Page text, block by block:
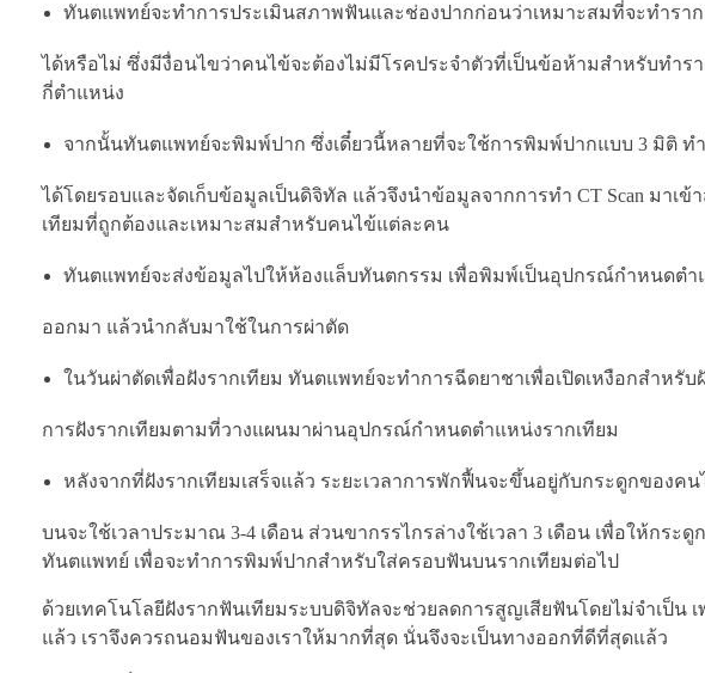
ทันตแพทย์จะทำการประเมินสภาพฟันและช่องปากก่อนว่าเหมาะสมที่จะทำรา
ได้หรือไม่ ซึ่งมีงื่อนไขว่าคนไข้จะต้องไม่มีโรคประจำตัวที่เป็นข้อห้ามสำหรับทำร
กี่ตำแหน่ง
จากนั้นทันตแพทย์จะพิมพ์ปาก ซึ่งเดี๋ยวนี้หลายที่จะใช้การพิมพ์ปากแบบ 3 มิติ ท
ได้โดยรอบและจัดเก็บข้อมูลเป็นดิจิทัล แล้วจึงนำข้อมูลจากการทำ CT Scan มาเ
เทียมที่ถูกต้องและเหมาะสมสำหรับคนไข้แต่ละคน
ทันตแพทย์จะส่งข้อมูลไปให้ห้องแล็บทันตกรรม เพื่อพิมพ์เป็นอุปกรณ์กำหนดตำ
ออกมา แล้วนำกลับมาใช้ในการผ่าตัด
ในวันผ่าตัดเพื่อฝังรากเทียม ทันตแพทย์จะทำการฉีดยาชาเพื่อเปิดเหงือกสำหรับ
การฝังรากเทียมตามที่วางแผนมาผ่านอุปกรณ์กำหนดตำแหน่งรากเทียม
หลังจากที่ฝังรากเทียมเสร็จแล้ว ระยะเวลาการพักฟื้นจะขึ้นอยู่กับกระดูกของคน
บนจะใช้เวลาประมาณ 3-4 เดือน ส่วนขากรรไกรล่างใช้เวลา 3 เดือน เพื่อให้กร
ทันตแพทย์ เพื่อจะทำการพิมพ์ปากสำหรับใส่ครอบฟันบนรากเทียมต่อไป
ด้วยเทคโนโลยีฝังรากฟันเทียมระบบดิจิทัลจะช่วยลดการสูญเสียฟันโดยไม่จำเป็น
แล้ว เราจึงควรถนอมฟันของเราให้มากที่สุด นั่นจึงจะเป็นทางออกที่ดีที่สุดแล้ว